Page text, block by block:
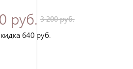
руб. 3 200 руб.
640 руб.